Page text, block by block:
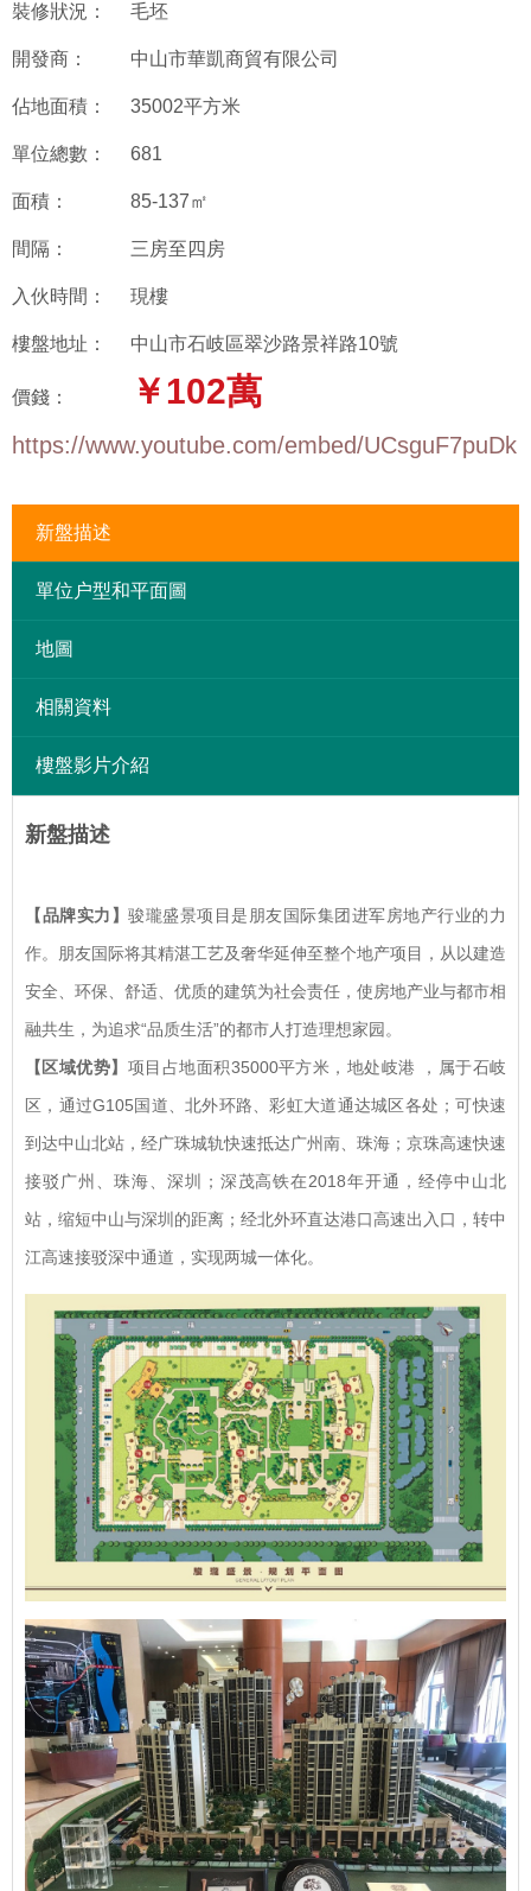
裝修狀況： 毛坯
開發商： 中山市華凱商貿有限公司
佔地面積： 35002平方米
單位總數： 681
面積： 85-137㎡
間隔： 三房至四房
入伙時間： 現樓
樓盤地址： 中山市石岐區翠沙路景祥路10號
價錢： ￥102萬
https://www.youtube.com/embed/UCsguF7puDk
新盤描述
單位户型和平面圖
地圖
相關資料
樓盤影片介紹
新盤描述
【品牌实力】骏瓏盛景项目是朋友国际集团进军房地产行业的力
作。朋友国际将其精湛工艺及奢华延伸至整个地产项目，从以建造
安全、环保、舒适、优质的建筑为社会责任，使房地产业与都市相
融共生，为追求“品质生活”的都市人打造理想家园。
【区域优势】 项目占地面积35000平方米，地处岐港 ，属于石岐
区，通过G105国道、北外环路、彩虹大道通达城区各处；可快速
到达中山北站，经广珠城轨快速抵达广州南、珠海；京珠高速快速
接驳广州、珠海、深圳；深茂高铁在2018年开通，经停中山北
站，缩短中山与深圳的距离；经北外环直达港口高速出入口，转中
江高速接驳深中通道，实现两城一体化。